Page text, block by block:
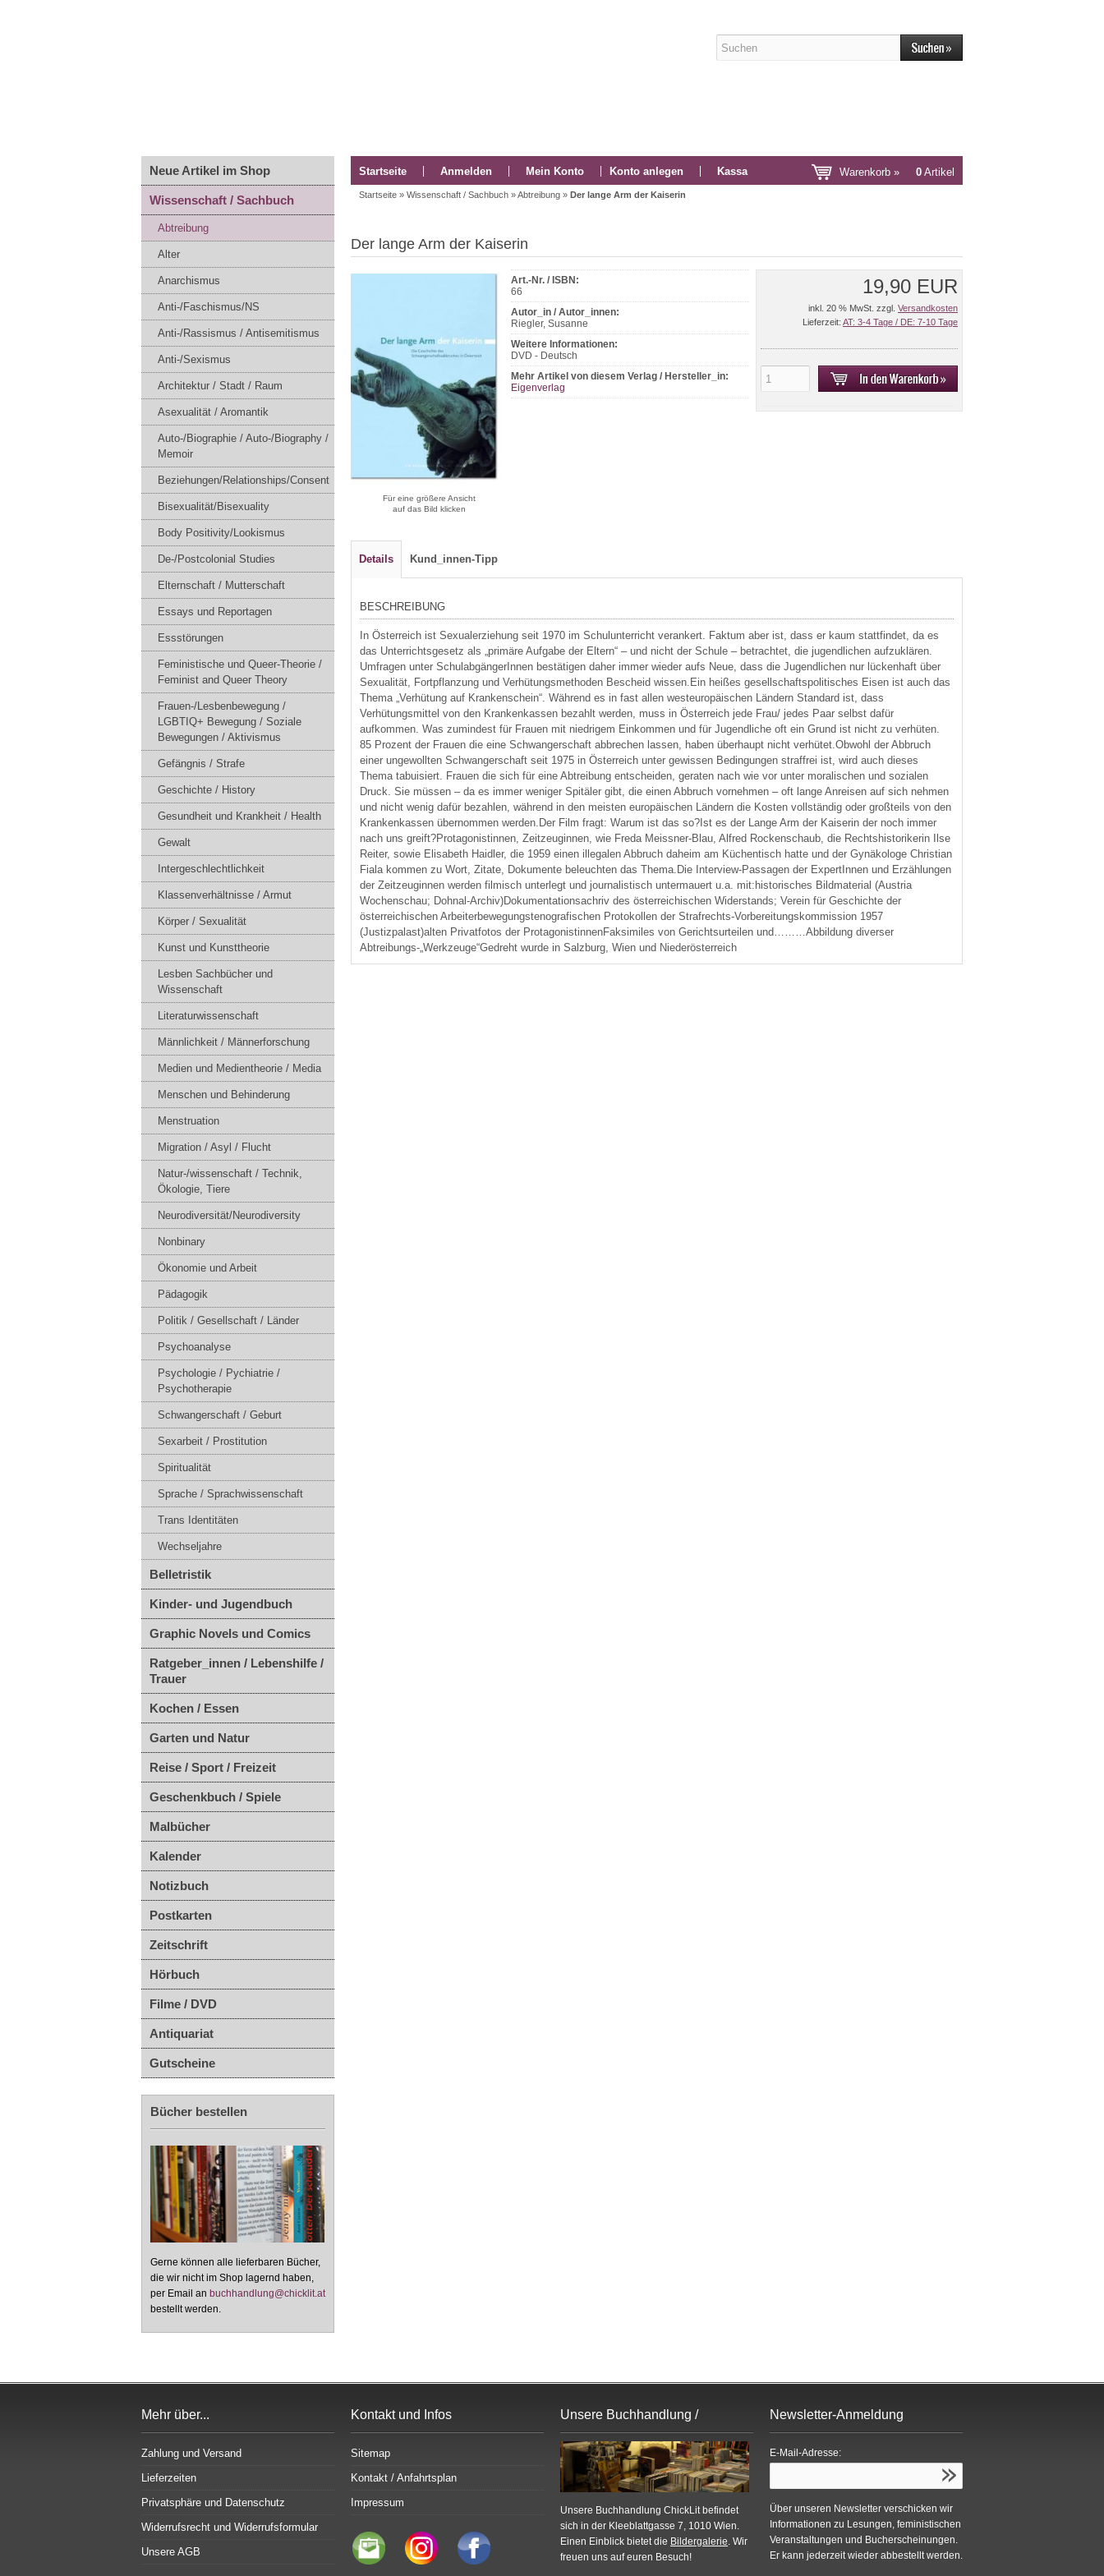
Neue Artikel im Shop
Wissenschaft / Sachbuch
Abtreibung
Alter
Anarchismus
Anti-/Faschismus/NS
Anti-/Rassismus / Antisemitismus
Anti-/Sexismus
Architektur / Stadt / Raum
Asexualität / Aromantik
Auto-/Biographie / Auto-/Biography /
Memoir
Beziehungen/Relationships/Consent
Bisexualität/Bisexuality
Body Positivity/Lookismus
De-/Postcolonial Studies
Elternschaft / Mutterschaft
Essays und Reportagen
Essstörungen
Feministische und Queer-Theorie /
Feminist and Queer Theory
Frauen-/Lesbenbewegung /
LGBTIQ+ Bewegung / Soziale
Bewegungen / Aktivismus
Gefängnis / Strafe
Geschichte / History
Gesundheit und Krankheit / Health
Gewalt
Intergeschlechtlichkeit
Klassenverhältnisse / Armut
Körper / Sexualität
Kunst und Kunsttheorie
Lesben Sachbücher und
Wissenschaft
Literaturwissenschaft
Männlichkeit / Männerforschung
Medien und Medientheorie / Media
Menschen und Behinderung
Menstruation
Migration / Asyl / Flucht
Natur-/wissenschaft / Technik,
Ökologie, Tiere
Neurodiversität/Neurodiversity
Nonbinary
Ökonomie und Arbeit
Pädagogik
Politik / Gesellschaft / Länder
Psychoanalyse
Psychologie / Pychiatrie /
Psychotherapie
Schwangerschaft / Geburt
Sexarbeit / Prostitution
Spiritualität
Sprache / Sprachwissenschaft
Trans Identitäten
Wechseljahre
Belletristik
Kinder- und Jugendbuch
Graphic Novels und Comics
Ratgeber_innen / Lebenshilfe /
Trauer
Kochen / Essen
Garten und Natur
Reise / Sport / Freizeit
Geschenkbuch / Spiele
Malbücher
Kalender
Notizbuch
Postkarten
Zeitschrift
Hörbuch
Filme / DVD
Antiquariat
Gutscheine
Bücher bestellen
Gerne können alle lieferbaren Bücher,
die wir nicht im Shop lagernd haben,
per Email an buchhandlung@chicklit.at
bestellt werden.
Startseite Anmelden Mein Konto Konto anlegen Kassa Warenkorb » 0 Artikel
Startseite » Wissenschaft / Sachbuch »Abtreibung » Der lange Arm der Kaiserin
Der lange Arm der Kaiserin
Für eine größere Ansicht
auf das Bild klicken
Art.-Nr. / ISBN:
66
Autor_in / Autor_innen:
Riegler, Susanne
Weitere Informationen:
DVD - Deutsch
Mehr Artikel von diesem Verlag / Hersteller_in:
Eigenverlag
19,90 EUR
inkl. 20 % MwSt. zzgl. Versandkosten
Lieferzeit: AT: 3-4 Tage / DE: 7-10 Tage
Details Kund_innen-Tipp
BESCHREIBUNG
In Österreich ist Sexualerziehung seit 1970 im Schulunterricht verankert. Faktum aber ist, dass er kaum stattfindet, da es
das Unterrichtsgesetz als „primäre Aufgabe der Eltern“ – und nicht der Schule – betrachtet, die jugendlichen aufzuklären.
Umfragen unter SchulabgängerInnen bestätigen daher immer wieder aufs Neue, dass die Jugendlichen nur lückenhaft über
Sexualität, Fortpflanzung und Verhütungsmethoden Bescheid wissen.Ein heißes gesellschaftspolitisches Eisen ist auch das
Thema „Verhütung auf Krankenschein“. Während es in fast allen westeuropäischen Ländern Standard ist, dass
Verhütungsmittel von den Krankenkassen bezahlt werden, muss in Österreich jede Frau/ jedes Paar selbst dafür
aufkommen. Was zumindest für Frauen mit niedrigem Einkommen und für Jugendliche oft ein Grund ist nicht zu verhüten.
85 Prozent der Frauen die eine Schwangerschaft abbrechen lassen, haben überhaupt nicht verhütet.Obwohl der Abbruch
einer ungewollten Schwangerschaft seit 1975 in Österreich unter gewissen Bedingungen straffrei ist, wird auch dieses
Thema tabuisiert. Frauen die sich für eine Abtreibung entscheiden, geraten nach wie vor unter moralischen und sozialen
Druck. Sie müssen – da es immer weniger Spitäler gibt, die einen Abbruch vornehmen – oft lange Anreisen auf sich nehmen
und nicht wenig dafür bezahlen, während in den meisten europäischen Ländern die Kosten vollständig oder großteils von den
Krankenkassen übernommen werden.Der Film fragt: Warum ist das so?Ist es der Lange Arm der Kaiserin der noch immer
nach uns greift?Protagonistinnen, Zeitzeuginnen, wie Freda Meissner-Blau, Alfred Rockenschaub, die Rechtshistorikerin Ilse
Reiter, sowie Elisabeth Haidler, die 1959 einen illegalen Abbruch daheim am Küchentisch hatte und der Gynäkologe Christian
Fiala kommen zu Wort, Zitate, Dokumente beleuchten das Thema.Die Interview-Passagen der ExpertInnen und Erzählungen
der Zeitzeuginnen werden filmisch unterlegt und journalistisch untermauert u.a. mit:historisches Bildmaterial (Austria
Wochenschau; Dohnal-Archiv)Dokumentationsachriv des österreichischen Widerstands; Verein für Geschichte der
österreichischen Arbeiterbewegungstenografischen Protokollen der Strafrechts-Vorbereitungskommission 1957
(Justizpalast)alten Privatfotos der ProtagonistinnenFaksimiles von Gerichtsurteilen und………Abbildung diverser
Abtreibungs-„Werkzeuge“Gedreht wurde in Salzburg, Wien und Niederösterreich
Mehr über...
Zahlung und Versand
Lieferzeiten
Privatsphäre und Datenschutz
Widerrufsrecht und Widerrufsformular
Unsere AGB
Kontakt und Infos
Sitemap
Kontakt / Anfahrtsplan
Impressum
Unsere Buchhandlung /
Bildergalerie
Unsere Buchhandlung ChickLit befindet
sich in der Kleeblattgasse 7, 1010 Wien.
Einen Einblick bietet die Bildergalerie. Wir
freuen uns auf euren Besuch!
Newsletter-Anmeldung
E-Mail-Adresse:
Über unseren Newsletter verschicken wir
Informationen zu Lesungen, feministischen
Veranstaltungen und Bucherscheinungen.
Er kann jederzeit wieder abbestellt werden.